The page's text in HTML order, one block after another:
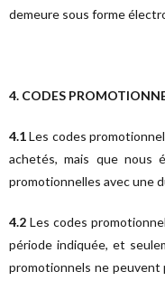
demeure sous forme
4. CODES
4.1Les codes
achetés, mais que nous
promotionnelles avec une
4.2 Les codes
période indiquée, et
promotionnels ne peuvent